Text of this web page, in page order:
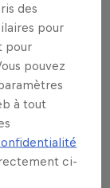
des
pour
pour
pouvez
à tout
ci-